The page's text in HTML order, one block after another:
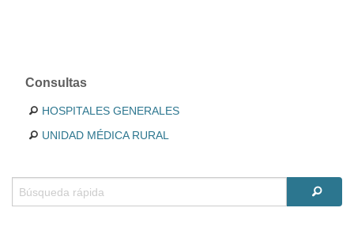
Consultas
HOSPITALES GENERALES
UNIDAD MÉDICA RURAL